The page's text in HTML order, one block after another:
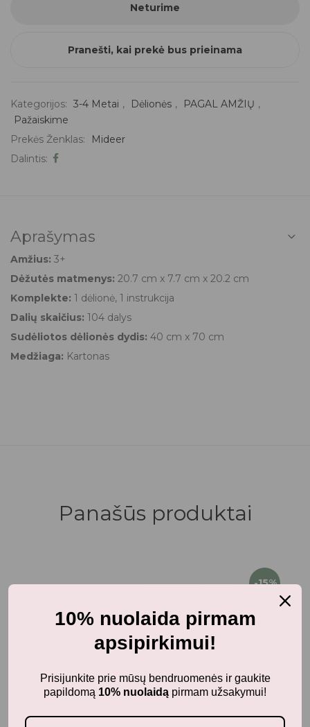
Neturime
Pranešti, kai prekė bus prieinama
Kategorijos: 3-4 Metai , Dėlionės , PAGAL AMŽIŲ ,
Pažaiskime
Prekės Ženklas:
Mideer
Dalintis:
Aprašymas
Amžius: 3+
Dėžutės matmenys: 20.7 cm x 7.7 cm x 20.2 cm
Komplekte: 1 dėlionė, 1 instrukcija
Dalių skaičius: 104 dalys
Sudėliotos dėlionės dydis: 40 cm x 70 cm
Medžiaga: Kartonas
Panašūs produktai
-15%
10% nuolaida pirmam
apsipirkimui!
Prisijunkite prie mūsų bendruomenės ir gaukite
papildomą 10% nuolaidą pirmam užsakymui!